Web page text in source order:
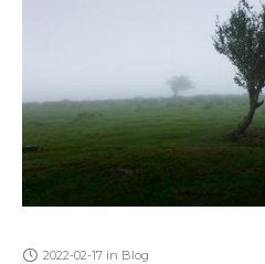
2022-02-17 in Blog